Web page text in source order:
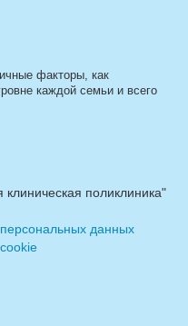
факторы, как
каждой семьи и всего
клиническая поликлиника"
данных